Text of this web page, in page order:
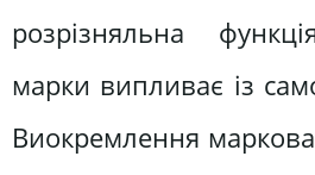
розрізняльна
марки випливає із
Виокремлення